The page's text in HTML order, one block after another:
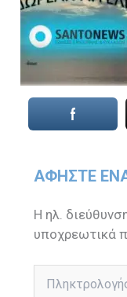
ΑΦΉΣΤΕ
Η ηλ.
υποχρεωτικά
εδώ..